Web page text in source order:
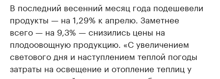
В последний весенний месяц года подешевели
продукты — на 1,29% к апрелю. Заметнее
всего — на 9,3% — снизились цены на
плодоовощную продукцию. «С увеличением
светового дня и наступлением теплой погоды
затраты на освещение и отопление теплиц у